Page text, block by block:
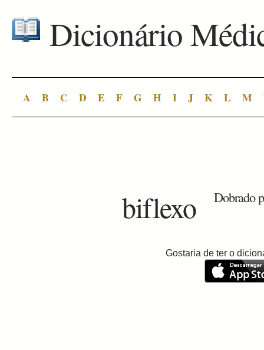
Dicionário
A B C D E F G H I J K L M
biflexo Dobrado
Gostaria de ter o